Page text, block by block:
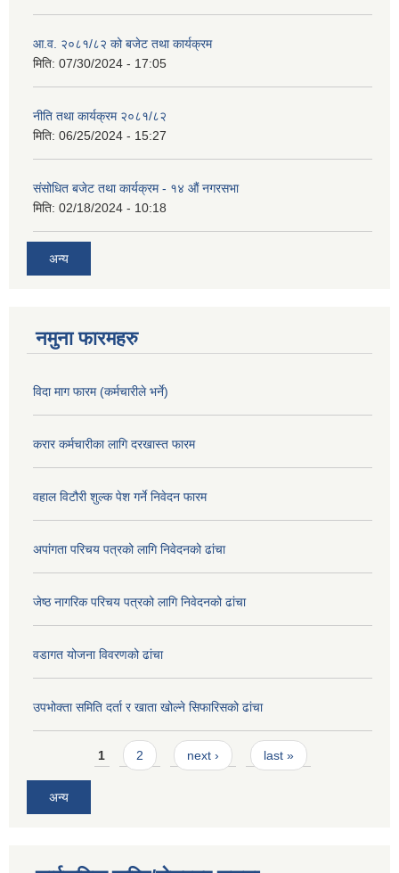
आ.व. २०८१/८२ को बजेट तथा कार्यक्रम
मिति: 07/30/2024 - 17:05
नीति तथा कार्यक्रम २०८१/८२
मिति: 06/25/2024 - 15:27
संसोधित बजेट तथा कार्यक्रम - १४ औं नगरसभा
मिति: 02/18/2024 - 10:18
अन्य
नमुना फारमहरु
विदा माग फारम (कर्मचारीले भर्ने)
करार कर्मचारीका लागि दरखास्त फारम
वहाल विटौरी शुल्क पेश गर्ने निवेदन फारम
अपांगता परिचय पत्रको लागि निवेदनको ढांचा
जेष्ठ नागरिक परिचय पत्रको लागि निवेदनको ढांचा
वडागत योजना विवरणको ढांचा
उपभोक्ता समिति दर्ता र खाता खोल्ने सिफारिसको ढांचा
Pages1 2 next › last »
अन्य